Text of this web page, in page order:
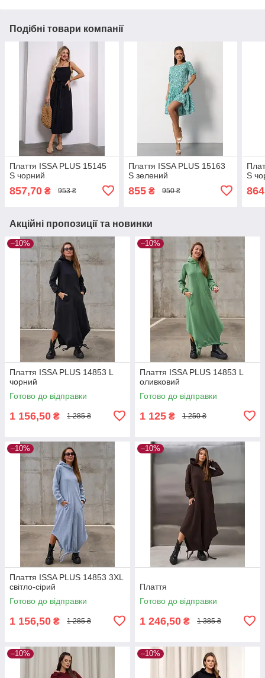
Подібні товари компанії
Плаття ISSA PLUS 15145
S чорний
857,70 ₴ 953 ₴
Плаття ISSA PLUS 15163
S зелений
855₴ 950 ₴
S
864
Акційні пропозиції та новинки
–10%
Плаття ISSA PLUS 14853 L
чорний
Готово до відправки
1 156,50 ₴ 1 285 ₴
–10%
Плаття ISSA PLUS 14853 L
оливковий
Готово до відправки
1 125 ₴ 1 250 ₴
–10%
Плаття ISSA PLUS 14853 3XL
світло-сірий
Готово до відправки
1 156,50 ₴ 1 285 ₴
–10%
Плаття
Готово до відправки
1 246,50 ₴ 1 385 ₴
–10% –10%